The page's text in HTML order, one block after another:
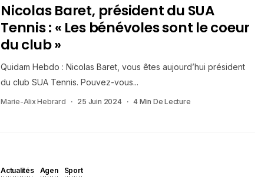
Nicolas Baret, président du SUA
Tennis : « Les bénévoles sont le coeur
du club »
Quidam Hebdo : Nicolas Baret, vous êtes aujourd’hui président
du club SUA Tennis. Pouvez-vous...
Marie-Alix Hebrard 25 Juin 2024 4 Min De Lecture
Actualités Agen Sport